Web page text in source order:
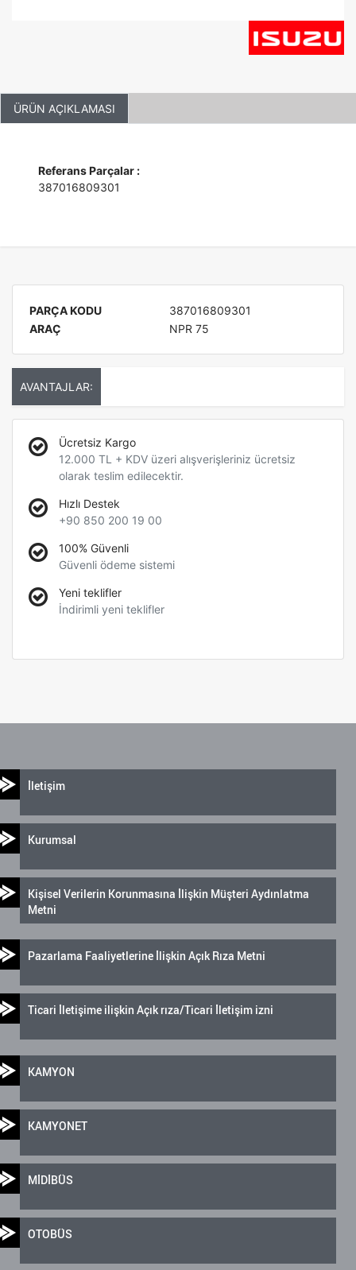
ÜRÜN AÇIKLAMASI
Referans Parçalar :
387016809301
PARÇA KODU
387016809301
ARAÇ
NPR 75
AVANTAJLAR:
Ücretsiz Kargo
12.000 TL + KDV üzeri alışverişleriniz ücretsiz
olarak teslim edilecektir.
Hızlı Destek
+90 850 200 19 00
100% Güvenli
Güvenli ödeme sistemi
Yeni teklifler
İndirimli yeni teklifler
İletişim
Kurumsal
Kişisel Verilerin Korunmasına İlişkin Müşteri Aydınlatma
Metni
Pazarlama Faaliyetlerine İlişkin Açık Rıza Metni
Ticari İletişime ilişkin Açık rıza/Ticari İletişim izni
KAMYON
KAMYONET
MİDİBÜS
OTOBÜS